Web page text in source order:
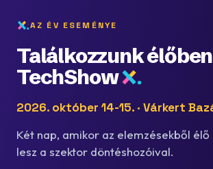
AZ ÉV ESEMÉNYE
Találkozzunk
TechShow
2026. október 14-15. · Várkert
Két nap, amikor az elemzésekből
lesz a szektor döntéshozóival.